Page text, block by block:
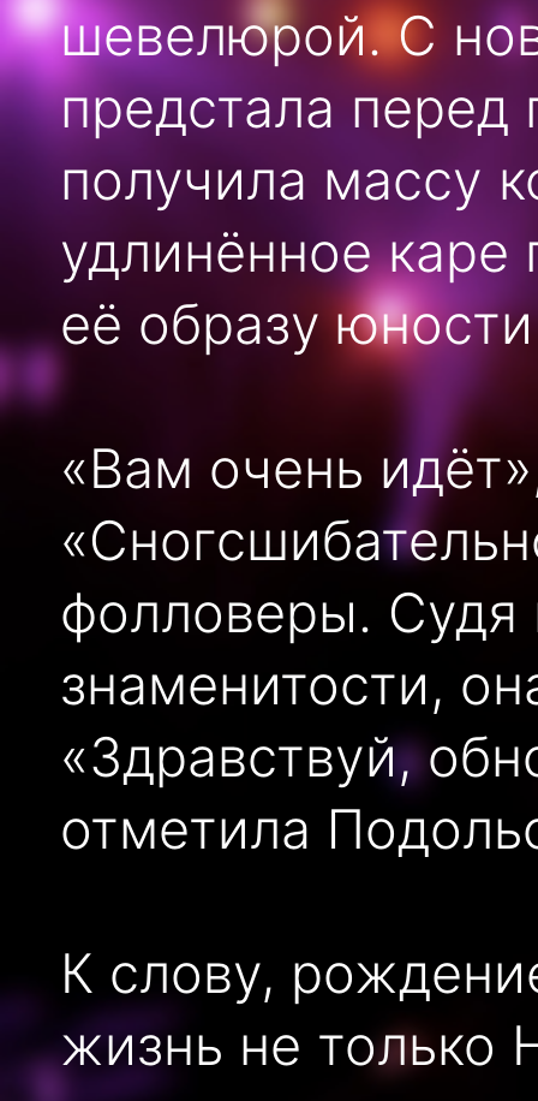
шевелюрой. С
предстала
получила массу
удлинённое каре
её образу
«Вам очень
фолловеры. Судя
знаменитости,
«Здравствуй,
отметила
К слову,
жизнь не только